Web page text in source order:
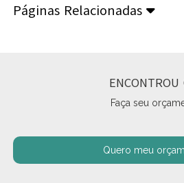
Páginas Relacionadas
ENCONTROU
Faça seu
Quero meu